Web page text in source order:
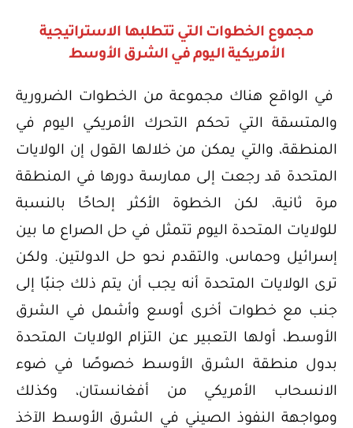
مجموع الخطوات التي تتطلبها الاستراتيجية
الأمريكية اليوم في الشرق الأوسط
في الواقع هناك مجموعة من الخطوات الضرورية
والمتسقة التي تحكم التحرك الأمريكي اليوم في
المنطقة، والتي يمكن من خلالها القول إن الولايات
المتحدة قد رجعت إلى ممارسة دورها في المنطقة
مرة ثانية، لكن الخطوة الأكثر إلحاحًا بالنسبة
للولايات المتحدة اليوم تتمثل في حل الصراع ما بين
إسرائيل وحماس، والتقدم نحو حل الدولتين. ولكن
ترى الولايات المتحدة أنه يجب أن يتم ذلك جنبًا إلى
جنب مع خطوات أخرى أوسع وأشمل في الشرق
الأوسط، أولها التعبير عن التزام الولايات المتحدة
بدول منطقة الشرق الأوسط خصوصًا في ضوء
الانسحاب الأمريكي من أفغانستان، وكذلك
ومواجهة النفوذ الصيني في الشرق الأوسط الآخذ